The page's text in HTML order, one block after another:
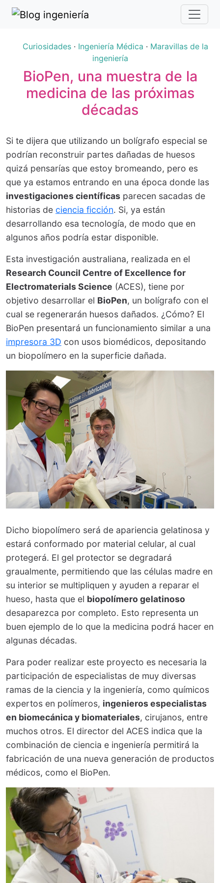
Curiosidades· Ingeniería Médica · Maravillas de la
ingeniería
BioPen, una muestra de la
medicina de las próximas
décadas
Si te dijera que utilizando un bolígrafo especial se
podrían reconstruir partes dañadas de huesos
quizá pensarías que estoy bromeando, pero es
que ya estamos entrando en una época donde las
investigaciones científicas parecen sacadas de
historias de ciencia ficción. Si, ya están
desarrollando esa tecnología, de modo que en
algunos años podría estar disponible.
Esta investigación australiana, realizada en el
Research Council Centre of Excellence for
Electromaterials Science (ACES), tiene por
objetivo desarrollar el BioPen, un bolígrafo con el
cual se regenerarán huesos dañados. ¿Cómo? El
BioPen presentará un funcionamiento similar a una
impresora 3D con usos biomédicos, depositando
un biopolímero en la superficie dañada.
Dicho biopolímero será de apariencia gelatinosa y
estará conformado por material celular, al cual
protegerá. El gel protector se degradará
graualmente, permitiendo que las células madre en
su interior se multipliquen y ayuden a reparar el
hueso, hasta que el biopolímero gelatinoso
desaparezca por completo. Esto representa un
buen ejemplo de lo que la medicina podrá hacer en
algunas décadas.
Para poder realizar este proyecto es necesaria la
participación de especialistas de muy diversas
ramas de la ciencia y la ingeniería, como químicos
expertos en polímeros, ingenieros especialistas
en biomecánica y biomateriales, cirujanos, entre
muchos otros. El director del ACES indica que la
combinación de ciencia e ingeniería permitirá la
fabricación de una nueva generación de productos
médicos, como el BioPen.